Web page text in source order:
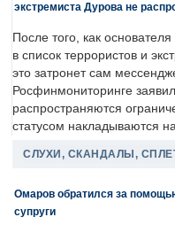
экстремиста Дурова не
После того, как
в список террористов и
это затронет сам
Росфинмониторинге
распространяются
статусом накладываются
СЛУХИ, СКАНДАЛЫ,
Омаров обратился за
супруги